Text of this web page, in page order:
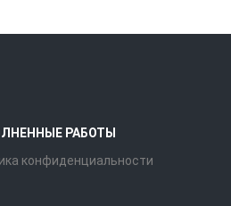
РАБОТЫ
конфиденциальности